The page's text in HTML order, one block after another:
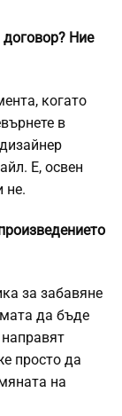
договор? Ние
когато
в
Е, освен
не.
за забавяне
да бъде
направят
просто да
на